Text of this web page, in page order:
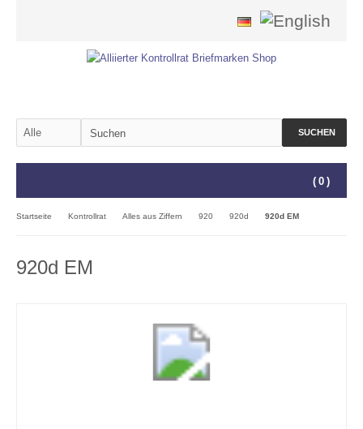
SUCHEN
( 0 )
Startseite Kontrollrat Alles aus Ziffern 920 920d 920d EM
920d EM